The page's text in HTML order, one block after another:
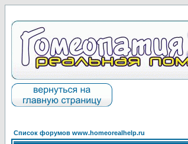
Список форумов www.homeorealhelp.ru